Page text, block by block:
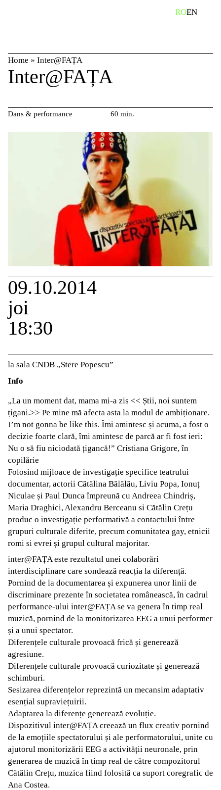
ROEN
Home » Inter@FAȚA
Inter@FAȚA
Dans & performance 60 min.
09.10.2014
joi
18:30
la sala CNDB „Stere Popescu”
Info
„La un moment dat, mama mi-a zis << Știi, noi suntem
țigani.>> Pe mine mă afecta asta la modul de ambiționare.
I’m not gonna be like this. Îmi amintesc și acuma, a fost o
decizie foarte clară, îmi amintesc de parcă ar fi fost ieri:
Nu o să fiu niciodată țigancă!” Cristiana Grigore, în
copilărie
Folosind mijloace de investigație specifice teatrului
documentar, actorii Cătălina Bălălău, Liviu Popa, Ionuț
Niculae și Paul Dunca împreună cu Andreea Chindriș,
Maria Draghici, Alexandru Berceanu si Cătălin Crețu
produc o investigație performativă a contactului între
grupuri culturale diferite, precum comunitatea gay, etnicii
romi si evrei și grupul cultural majoritar.
inter@FAȚA este rezultatul unei colaborări
interdisciplinare care sondează reacția la diferență.
Pornind de la documentarea și expunerea unor linii de
discriminare prezente în societatea românească, în cadrul
performance-ului inter@FAȚA se va genera în timp real
muzică, pornind de la monitorizarea EEG a unui performer
și a unui spectator.
Diferențele culturale provoacă frică și generează
agresiune.
Diferențele culturale provoacă curiozitate și generează
schimburi.
Sesizarea diferențelor reprezintă un mecansim adaptativ
esențial supraviețuirii.
Adaptarea la diferențe generează evoluție.
Dispozitivul inter@FAȚA creează un flux creativ pornind
de la emoțiile spectatorului și ale performatorului, unite cu
ajutorul monitorizării EEG a activității neuronale, prin
generarea de muzică în timp real de către compozitorul
Cătălin Crețu, muzica fiind folosită ca suport coregrafic de
Ana Costea.